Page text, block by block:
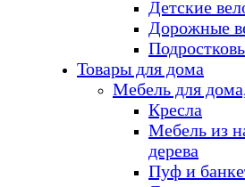
Детские
Дорожные
Товары для дома
Мебель для
Кресла
Мебель из
дерева
Пуф и